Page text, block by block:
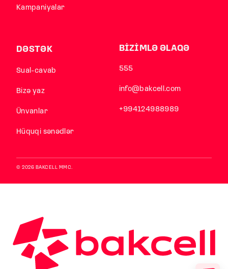
Kampaniyalar
DƏSTƏK
Sual-cavab
Bizə yaz
Ünvanlar
Hüquqi sənədlər
BİZİMLƏ ƏLAQƏ
555
info@bakcell.com
+994124988989
© 2026 BAKCELL MMC.